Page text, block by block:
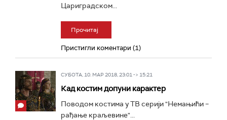
Цариградском...
Прочитај
Пристигли коментари (1)
СУБОТА, 10. МАР 2018, 23:01 -> 15:21
Кад костим допуни карактер
Поводом костима у ТВ серији "Немањићи –
рађање краљевине"...